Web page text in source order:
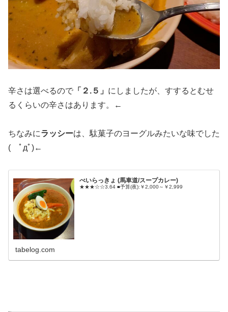
辛さは選べるので 「２.５」 にしましたが、すするとむせ
るくらいの辛さはあります。←
ちなみにラッシーは、駄菓子のヨーグルみたいな味でした
( ﾟдﾟ)←
べいらっきょ (馬車道/スープカレー)
★★★☆☆3.64 ■予算(夜):￥2,000～￥2,999
tabelog.com